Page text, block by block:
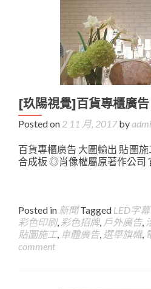
[玖陽視覺]百貨專櫃廣
Posted on 2 11 月, 2017by
百貨專櫃廣告 大圖輸出 貼圖
合成板 ◎肖像權屬原著作公司
Posted in 新聞 Tagged LED字
彩色印刷, 彩色招牌, 戶外廣告,
貼圖施工, 車體廣告, 選舉旗幟,
comment